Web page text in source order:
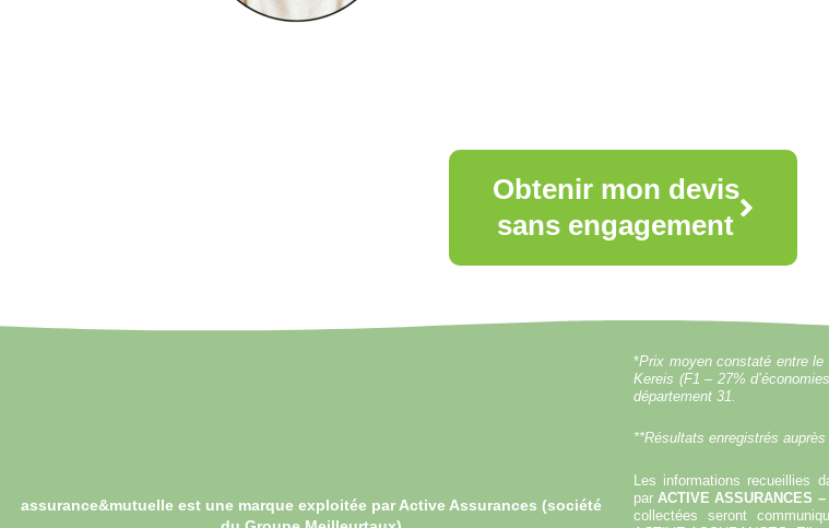
Obtenir mon devis
sans engagement
assurance&mutuelle est une marque exploitée par Active Assurances (société
*Prix moyen constaté entre
Kereis (F1 – 27%
département 31.
**Résultats enregistrés
Les informations recueillies
parACTIVE ASSURANCES –
collectées seront